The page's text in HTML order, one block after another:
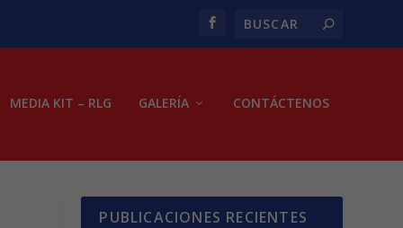
MEDIA KIT – RLG GALERÍA CONTÁCTENOS
PUBLICACIONES RECIENTES